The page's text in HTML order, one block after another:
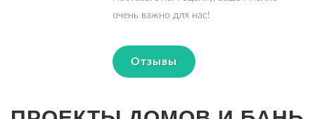
очень важно для нас!
Отзывы